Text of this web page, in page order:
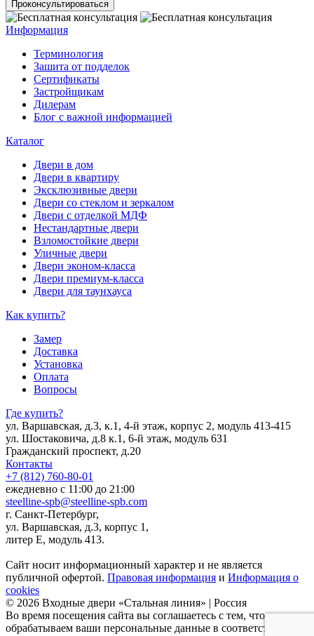
Проконсультироваться
Информация
Терминология
Зашита от подделок
Сертификаты
Застройщикам
Дилерам
Блог с важной информацией
Каталог
Двери в дом
Двери в квартиру
Эксклюзивные двери
Двери со стеклом и зеркалом
Двери с отделкой МДФ
Нестандартные двери
Взломостойкие двери
Уличные двери
Двери эконом-класса
Двери премиум-класса
Двери для таунхауса
Как купить?
Замер
Доставка
Установка
Оплата
Вопросы
Где купить?
ул. Варшавская, д.3, к.1, 4-й этаж, корпус 2, модуль 413-415
ул. Шостаковича, д.8 к.1, 6-й этаж, модуль 631
Гражданский проспект, д.20
Контакты
+7 (812) 760-80-01
ежедневно с 11:00 до 21:00
steelline-spb@steelline-spb.com
г. Санкт-Петербург,
ул. Варшавская, д.3, корпус 1,
литер Е, модуль 413.
Сайт носит информационный характер и не является
публичной офертой. Правовая информация и Информация о
cookies
© 2026 Входные двери «Стальная линия» | Россия
Во время посещения сайта вы соглашаетесь с тем, что мы
обрабатываем ваши персональные данные в соответствии с